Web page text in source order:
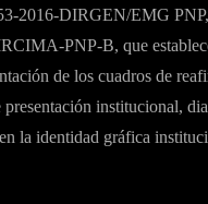
2016-DIRGEN/EMG
PNP-B, que
de los cuadros de
institucional,
la identidad gráfica